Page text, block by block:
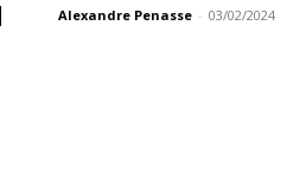
Alexandre Penasse - 03/02/2024